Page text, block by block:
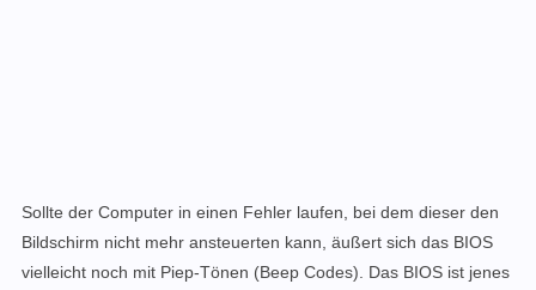
Sollte der Computer in einen Fehler laufen, bei dem dieser den
Bildschirm nicht mehr ansteuerten kann, äußert sich das BIOS
vielleicht noch mit Piep-Tönen (Beep Codes).
Das BIOS ist jenes